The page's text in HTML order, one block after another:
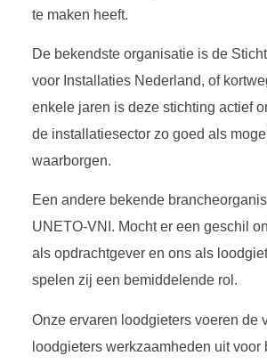
te maken heeft.
De bekendste organisatie is de
voor Installaties Nederland, of
enkele jaren is deze stichting actief
de installatiesector zo goed als
waarborgen.
Een andere bekende
UNETO-VNI. Mocht er een geschil
als opdrachtgever en ons als
spelen zij een bemiddelende rol.
Onze ervaren loodgieters voeren de
loodgieters werkzaamheden uit voor